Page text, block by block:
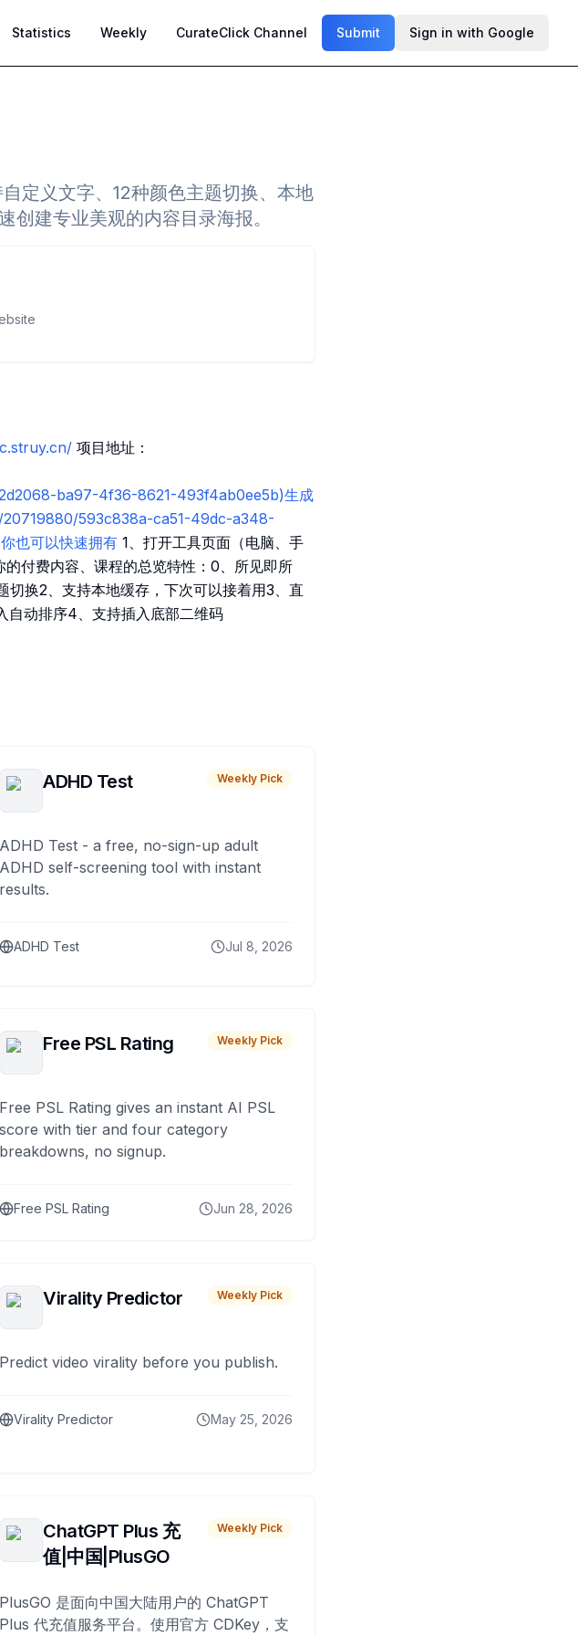
Statistics Weekly CurateClick Channel Submit Sign in with Google
定义文字、12种颜色主题切换、本地
建专业美观的内容目录海报。
项目地址：
ba97-4f36-8621-493f4ab0ee5b)生成
593c838a-ca51-49dc-a348-
也可以快速拥有 1、打开工具页面（电脑、手
付费内容、课程的总览特性：0、所见即所
切换2、支持本地缓存，下次可以接着用3、直
自动排序4、支持插入底部二维码
ADHD Test Weekly Pick
ADHD Test - a free, no-sign-up adult
ADHD self-screening tool with instant
results.
ADHD Test Jul 8, 2026
Free PSL Rating Weekly Pick
Free PSL Rating gives an instant AI PSL
score with tier and four category
breakdowns, no signup.
Free PSL Rating Jun 28, 2026
Virality Predictor Weekly Pick
Predict video virality before you publish.
Virality Predictor May 25, 2026
ChatGPT Plus 充
值|中国|PlusGO
Weekly Pick
PlusGO 是面向中国大陆用户的 ChatGPT
Plus 代充值服务平台。使用官方 CDKey，支